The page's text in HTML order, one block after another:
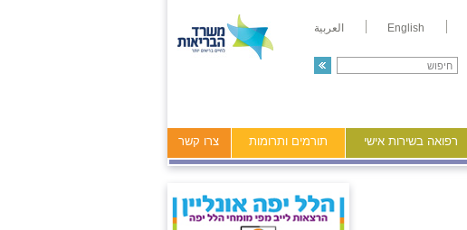
English العربية
רפואה בשירות אישי תורמים ותרומות צרו קשר